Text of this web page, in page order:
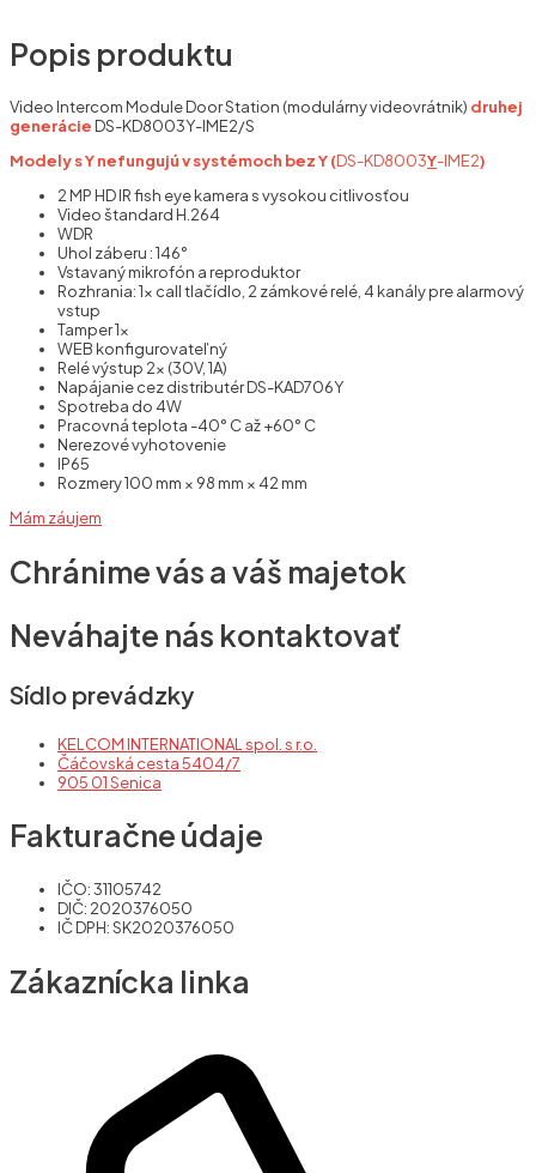
Popis produktu
Video Intercom Module Door Station (modulárny videovrátnik) druhej
generácie DS-KD8003Y-IME2/S
Modely s Y nefungujú v systémoch bez Y (DS-KD8003Y-IME2)
2 MP HD IR fish eye kamera s vysokou citlivosťou
Video štandard H.264
WDR
Uhol záberu : 146°
Vstavaný mikrofón a reproduktor
Rozhrania: 1x call tlačídlo, 2 zámkové relé, 4 kanály pre alarmový
vstup
Tamper 1x
WEB konfigurovateľný
Relé výstup 2x (30V, 1A)
Napájanie cez distributér DS-KAD706Y
Spotreba do 4W
Pracovná teplota -40° C až +60° C
Nerezové vyhotovenie
IP65
Rozmery 100 mm × 98 mm × 42 mm
Mám záujem
Chránime vás a váš majetok
Neváhajte nás kontaktovať
Sídlo prevádzky
KELCOM INTERNATIONAL spol. s r.o.
Čáčovská cesta 5404/7
905 01 Senica
Fakturačne údaje
IČO: 31105742
DIČ: 2020376050
IČ DPH: SK2020376050
Zákaznícka linka